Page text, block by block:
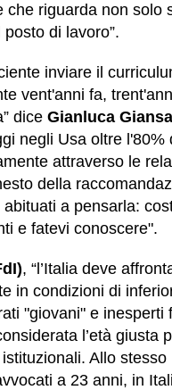
che riguarda non solo
di lavoro”.
inviare il
vent'anni fa,
dice Gianluca
negli Usa oltre
attraverso le
della
a pensarla:
e fatevi conoscere".
, “l’Italia deve
in condizioni di
"giovani" e inesperti
l’età giusta
Allo
a 23 anni, in